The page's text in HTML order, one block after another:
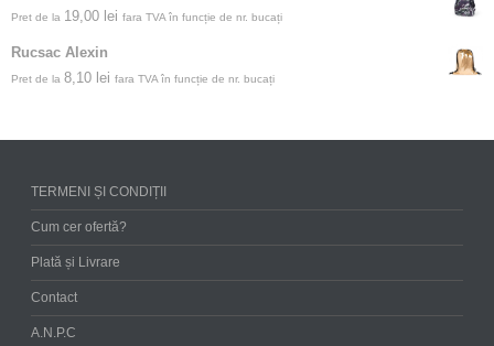
Pret de la 19,00 lei fara TVA în funcție de nr. bucați
Rucsac Alexin
Pret de la 8,10 lei fara TVA în funcție de nr. bucați
TERMENI ȘI CONDIȚII
Cum cer ofertă?
Plată și Livrare
Contact
A.N.P.C